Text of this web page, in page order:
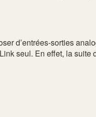
d’entrées-sorties
seul. En effet, la suite